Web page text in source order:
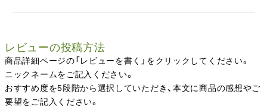
レビューの投稿方法
商品詳細ページの「レビューを書く」をクリックしてください。
ニックネームをご記入ください。
おすすめ度を5段階から選択していただき、本文に商品の感想やご
要望をご記入ください。